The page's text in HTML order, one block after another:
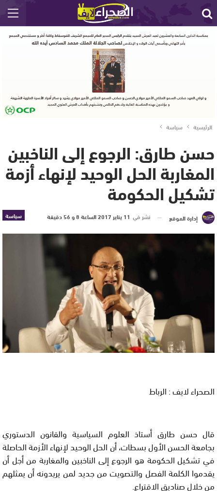
الرئيسية سياسة
حسن طارق: الرجوع إلى الناخبين
المغاربة الحل الوحيد لإنهاء أزمة
تشكيل الحكومة
سياسة إدارة الموقع نشر في 11 يناير 2017 الساعة 8 و 56 دقيقة
الصحراء لايف : الرباط
قال حسن طارق أستاذ العلوم السياسية والقانون الدستوري
بجامعة الحسن الأول بسطات، أن الحل الوحيد لإنهاء الأزمة الحاصلة
في تشكيل الحكومة هو الرجوع إلى الناخبين والمغاربة من أجل أن
يقدموا الكلمة الفصل والتصويت من جديد لمن يريدونه أن يمثلهم
من خلال صناديق الاقتراع.